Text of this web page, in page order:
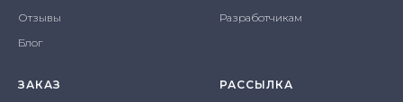
Отзывы
Блог
Разработчикам
ЗАКАЗ РАССЫЛКА